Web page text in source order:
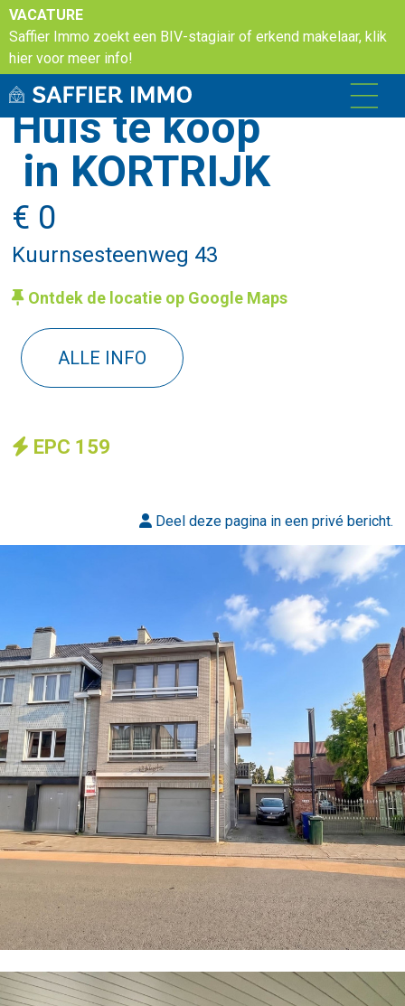
VACATURE
Saffier Immo zoekt een BIV-stagiair of erkend makelaar, klik
hier voor meer info!
Huis te koop
in KORTRIJK
€ 0
Kuurnsesteenweg 43
Ontdek de locatie op Google Maps
ALLE INFO
EPC 159
Deel deze pagina in een privé bericht.